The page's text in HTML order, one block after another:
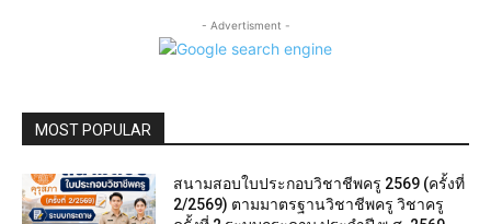
- Advertisment -
MOST POPULAR
สนามสอบใบประกอบวิชาชีพครู 2569 (ครั้งที่
2/2569) ตามมาตรฐานวิชาชีพครู วิชาครู